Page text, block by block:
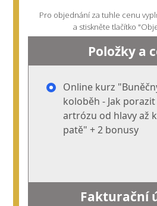
Pro objednání za tuhle cenu
a stiskněte tlačítko
Položky a
Online kurz
koloběh - Jak porazit
artrózu od hlavy až k
patě" + 2 bonusy
Fakturační